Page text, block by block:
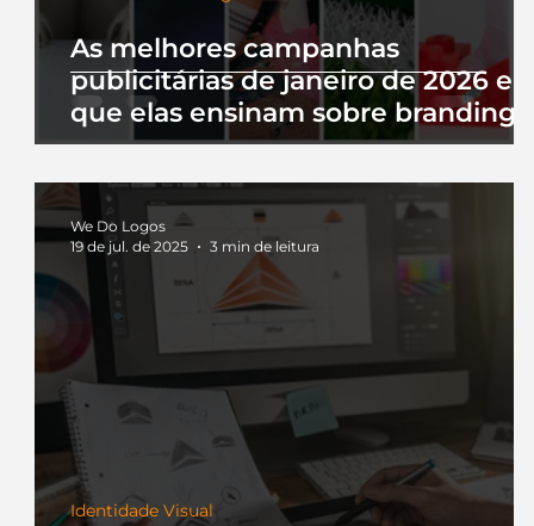
As melhores campanhas
publicitárias de janeiro de 2026 e
que elas ensinam sobre branding
Identidade Visual
We Do Logos
19 de jul. de 2025
3 min de leitura